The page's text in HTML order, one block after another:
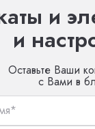
и
и
Оставьте Ваши
с Вами в